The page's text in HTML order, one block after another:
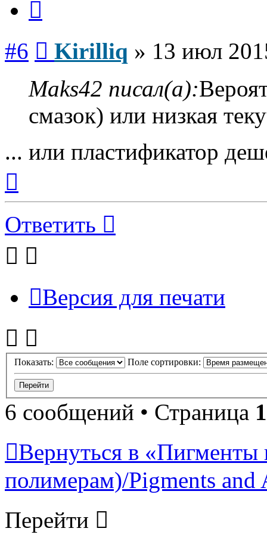
#6 Kirilliq » 13 июл
Maks42 писал(а):
смазок) или низкая
... или пластификатор
началу
Ответить
Версия для печати
Показать: Поле сортировки:
6 сообщений • Страница 1
Вернуться в
полимерам)/Pigments and
Перейти